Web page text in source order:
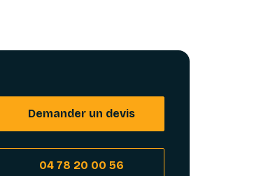
Demander un devis
04 78 20 00 56